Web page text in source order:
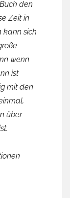
den
Zeit in
kann sich
wenn
ist
mit den
über